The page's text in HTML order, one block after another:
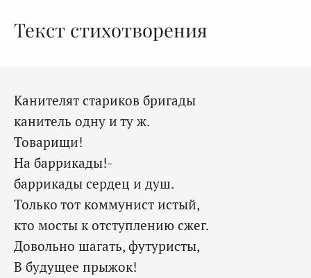
Текст стихотворения
Канителят стариков бригады
канитель одну и ту ж.
Товарищи!
На баррикады!-
баррикады сердец и душ.
Только тот коммунист истый,
кто мосты к отступлению сжег.
Довольно шагать, футуристы,
В будущее прыжок!